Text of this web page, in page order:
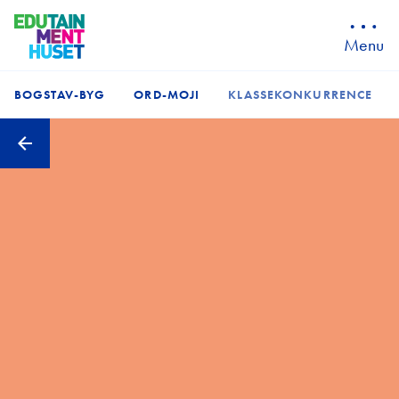
Menu
BOGSTAV-BYG ORD-MOJI KLASSEKONKURRENCE